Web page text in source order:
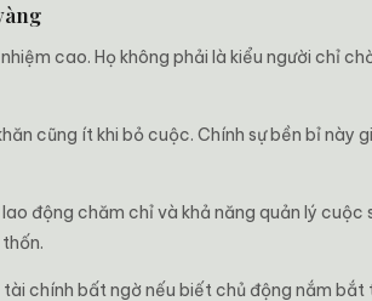
cao. Họ không phải là kiểu người chỉ
cũng ít khi bỏ cuộc. Chính sự bền bỉ này
động chăm chỉ và khả năng quản lý
chính bất ngờ nếu biết chủ động nắm